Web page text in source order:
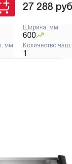
мм
27 288
Ширина, мм
600
Количество
1